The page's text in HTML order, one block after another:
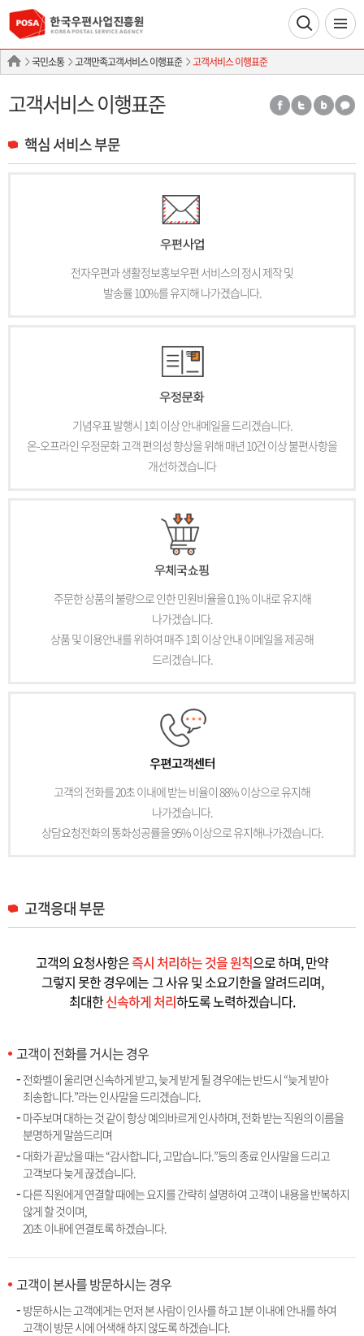
국민소통 고객만족고객서비스 이행표준 고객서비스 이행표준
고객서비스 이행표준
핵심 서비스 부문
전자우편과 생활정보홍보우편 서비스의 정시 제작 및
발송률 100%를 유지해 나가겠습니다.
기념우표 발행시 1회 이상 안내메일을 드리겠습니다.
온-오프라인 우정문화 고객 편의성 향상을 위해 매년 10건 이상 불편사항을
개선하겠습니다
주문한 상품의 불량으로 인한 민원비율을 0.1% 이내로 유지해
나가겠습니다.
상품 및 이용안내를 위하여 매주 1회 이상 안내 이메일을 제공해
드리겠습니다.
고객의 전화를 20초 이내에 받는 비율이 88% 이상으로 유지해
나가겠습니다.
상담요청전화의 통화성공률을 95% 이상으로 유지해나가겠습니다.
고객응대 부문
고객의 요청사항은즉시 처리하는 것을 원칙으로 하며, 만약
그렇지 못한 경우에는 그 사유 및 소요기한을 알려드리며,
최대한신속하게 처리하도록 노력하겠습니다.
고객이 전화를 거시는 경우
전화벨이 울리면 신속하게 받고, 늦게 받게 될 경우에는 반드시 “늦게 받아
죄송합니다.”라는 인사말을 드리겠습니다.
마주보며 대하는 것 같이 항상 예의바르게 인사하며, 전화 받는 직원의 이름을
분명하게 말씀드리며
대화가 끝났을 때는 “감사합니다, 고맙습니다.”등의 종료 인사말을 드리고
고객보다 늦게 끊겠습니다.
다른 직원에게 연결할 때에는 요지를 간략히 설명하여 고객이 내용을 반복하지
않게 할 것이며,
20초 이내에 연결토록 하겠습니다.
고객이 본사를 방문하시는 경우
방문하시는 고객에게는 먼저 본 사람이 인사를 하고 1분 이내에 안내를 하여
고객이 방문 시에 어색해 하지 않도록 하겠습니다.